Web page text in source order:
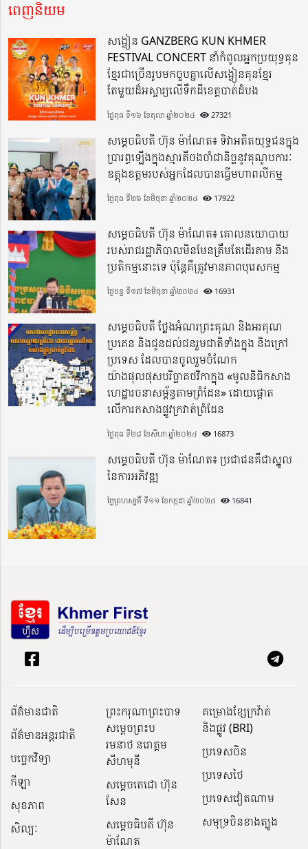
ពេញនិយម
សង្វៀន GANZBERG KUN KHMER
FESTIVAL CONCERT នាំកំពូលអ្នកប្រយុទ្ធគុន
ខ្មែរជាច្រើនរូបមកចួបគ្នាលើសង្វៀនគុនខ្មែរ
តែមួយដ៏អស្ចារ្យលើទឹកដីខេត្តបាត់ដំបង
ថ្ងៃពុធ ទី១៦ ខែតុលា ឆ្នាំ២០២៤ 27321
សម្តេចធិបតី ហ៊ុន ម៉ាណែត៖ ទិវាអតីតយុទ្ធជនក្នុង
ប្រារព្ធឡើងក្នុងស្មារតីចងចាំជានិច្ចនូវគុណូបការៈ
ឧត្តុងឧត្តមរបស់អ្នកដែលបានធ្វើមហាពលីកម្ម
ថ្ងៃពុធ ទី២៦ ខែមិថុនា ឆ្នាំ២០២៤ 17922
សម្តេចធិបតី ហ៊ុន ម៉ាណែត៖ គោលនយោបាយ
របស់រាជរដ្ឋាភិបាលមិនមែនត្រឹមតែដើរតាម និង
ប្រតិកម្មនោះទេ ប៉ុន្តែគឺត្រូវមានភាពបុរេសកម្ម
ថ្ងៃចន្ទ ទី១៧ ខែមិថុនា ឆ្នាំ២០២៤ 16931
សម្តេចធិបតី ថ្លែងអំណរព្រះគុណ និងអរគុណ
ប្រគេន និងជូនដល់ជនរួមជាតិទាំងក្នុង​ និងក្រៅ
ប្រទេស​ ដែលបានចូលរួមចំណែក
យ៉ាងផុលផុសបរិច្ចាគថវិកាក្នុង «មូលនិធិកសាង
ហេដ្ឋារចនាសម្ព័ន្ធតាមព្រំដែន» ដោយផ្ដោត
លើការកសាងផ្លូវក្រវាត់ព្រំដែន
ថ្ងៃពុធ ទី២៨ ខែសីហា ឆ្នាំ២០២៤ 16873
សម្តេចធិបតី ហ៊ុន ម៉ាណែត៖ ប្រជាជនគឺជាស្នូល
នៃការអភិវឌ្ឍ
ថ្ងៃព្រហស្បតិ៍ ទី១១ ខែកក្កដា ឆ្នាំ២០២៤ 16841
ព័ត៌មានជាតិ
ព័ត៌មានអន្តរជាតិ
បច្ចេកវិទ្យា
កីឡា
សុខភាព
សិល្បៈ
ព្រះករុណាព្រះបាទ
សម្តេចព្រះប
រមនាថ នរោត្តម
សីហមុនី
សម្តេចតេជោ ហ៊ុន
សែន
សម្ដេចធិបតី ហ៊ុន
ម៉ាណែត
គម្រោងខ្សែក្រវ៉ាត់
និងផ្លូវ (BRI)
ប្រទេសចិន
ប្រទេសថៃ
ប្រទេសវៀតណាម
សមុទ្រចិនខាងត្បូង